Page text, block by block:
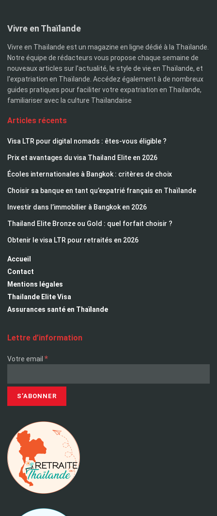
Vivre en Thaïlande
Vivre en Thaïlande est un magazine en ligne dédié à la Thaïlande.
Notre équipe de rédacteurs vous propose chaque semaine de
nouveaux articles sur l'actualité, le style de vie en Thaïlande, et
l'expatriation en Thaïlande. Accédez également à de nombreux
guides pratiques pour faciliter votre expatriation en Thaïlande,
familiariser avec la culture Thaïlandaise
Articles récents
Visa LTR pour digital nomads : êtes-vous éligible ?
Prix et avantages du visa Thailand Elite en 2026
Écoles internationales à Bangkok : critères de choix
Choisir sa banque en tant qu’expatrié français en Thaïlande
Investir dans l’immobilier à Bangkok en 2026
Thailand Elite Bronze ou Gold : quel forfait choisir ?
Obtenir le visa LTR pour retraités en 2026
Accueil
Contact
Mentions légales
Thailande Elite Visa
Assurances santé en Thaïlande
Lettre d’information
Votre email *